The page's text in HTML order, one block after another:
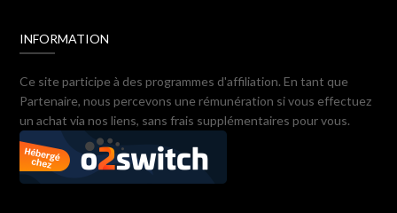
INFORMATION
Ce site participe à des programmes d'affiliation. En tant que
Partenaire, nous percevons une rémunération si vous effectuez
un achat via nos liens, sans frais supplémentaires pour vous.